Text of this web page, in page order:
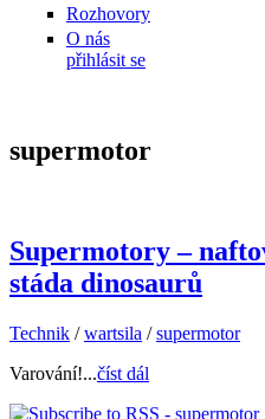
Rozhovory
O nás
přihlásit se
supermotor
Supermotory –
stáda dinosaurů
Technik /wartsila /supermotor
Varování!...číst dál